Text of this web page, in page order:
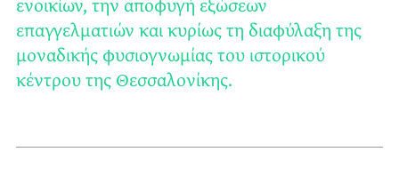
ενοικίων, την αποφυγή εξώσεων
επαγγελματιών και κυρίως τη διαφύλαξη της
μοναδικής φυσιογνωμίας του ιστορικού
κέντρου της Θεσσαλονίκης.